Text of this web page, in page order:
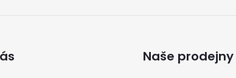
Naše